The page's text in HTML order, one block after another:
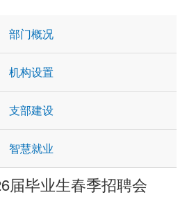
部门概况
机构设置
支部建设
智慧就业
届毕业生春季招聘会